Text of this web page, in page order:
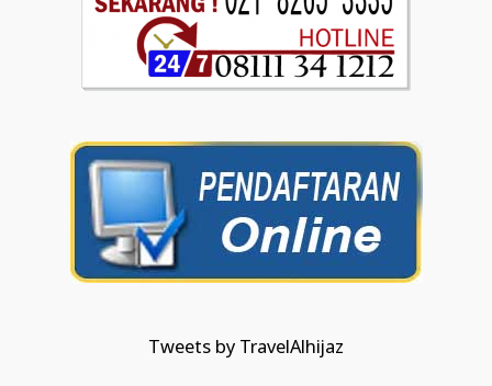
Tweets by TravelAlhijaz